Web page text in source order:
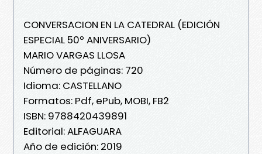
CONVERSACION EN LA CATEDRAL (EDICIÓN
ESPECIAL 50º ANIVERSARIO)
MARIO VARGAS LLOSA
Número de páginas: 720
Idioma: CASTELLANO
Formatos: Pdf, ePub, MOBI, FB2
ISBN: 9788420439891
Editorial: ALFAGUARA
Año de edición: 2019